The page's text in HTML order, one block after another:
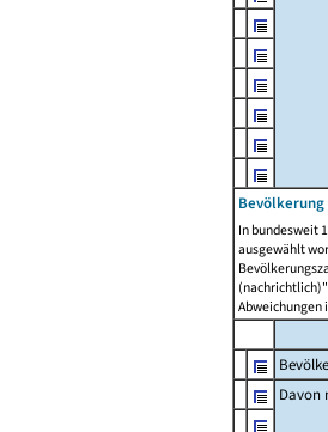
In bundesweit
ausgewählt
Abweichungen
Davon